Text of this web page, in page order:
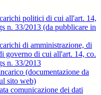
politici di cui all'art. 14,
n. 33/2013 (da pubblicare in
di amministrazione, di
governo di cui all'art. 14, co.
n. 33/2013
(documentazione da
sito web)
comunicazione dei dati